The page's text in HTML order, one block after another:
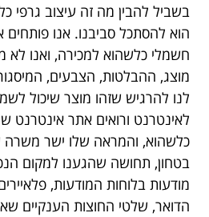
בשביל להבין מה זה עיצוב גרפי
הוא להסתכל סביבנו. אנו פותחים
חשמלי כלשהוא למכירה, ואנו לא
מוצג, ההבלטות, הצבעים,
לנו להרגיש שזהו מוצר שיכול
לאינטרנט ורואים אתר אינטרנט
כלשהוא, והמראה שלו ישר משרה
בטחון, תחושה שהגענו למקום
מודעות בלוחות המודעות,
הדואר, שלטי החוצות הענקיים